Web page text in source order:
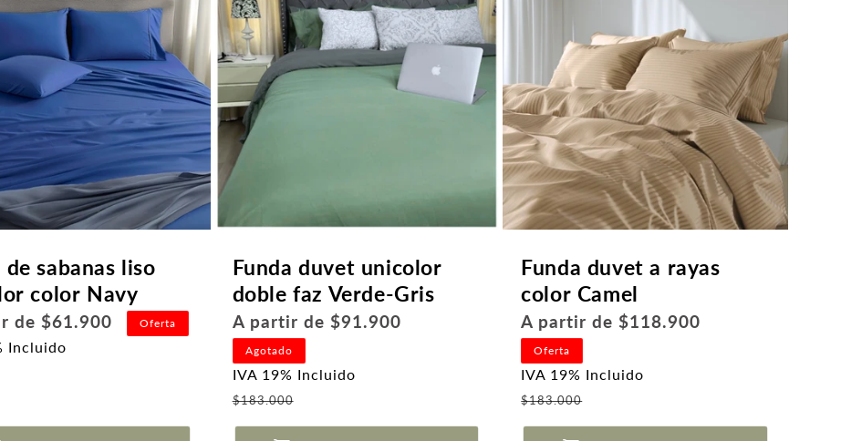
de sabanas liso
color Navy
de $61.900 Oferta
Incluido
oferta
Funda duvet unicolor
doble faz Verde-Gris
Precio
habitual
A partir de $91.900
Agotado
IVA 19% Incluido
$183.000
de
Funda duvet a rayas
color Camel
Precio
habitual
A partir de $118.900
Oferta
IVA 19% Incluido
$183.000
de